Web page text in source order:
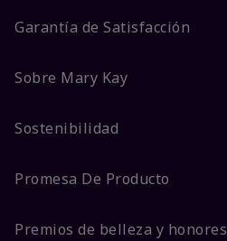
Garantía de Satisfacción
Sobre Mary Kay
Sostenibilidad
Promesa De Producto
Premios de belleza y honores